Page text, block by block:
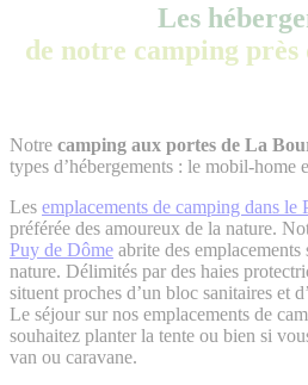
Les
de notre camping
Notre camping aux portes de La
types d’hébergements : le mobil-home
Les emplacements de camping dans le
préférée des amoureux de la nature.
Puy de Dôme abrite des
nature. Délimités par des haies
situent proches d’un bloc sanitaires et
Le séjour sur nos emplacements de
souhaitez planter la tente ou bien si
van ou caravane.